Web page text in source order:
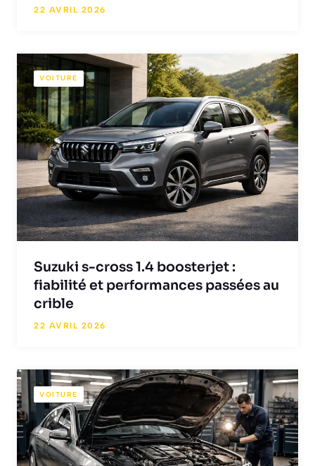
22 AVRIL 2026
VOITURE
Suzuki s-cross 1.4 boosterjet :
fiabilité et performances passées au
crible
22 AVRIL 2026
VOITURE